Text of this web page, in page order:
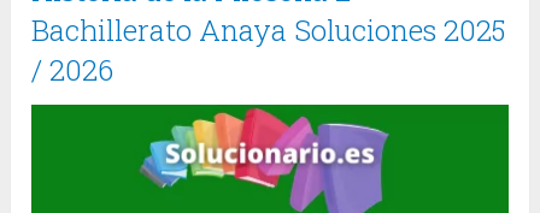
Bachillerato Anaya Soluciones 2025
/ 2026